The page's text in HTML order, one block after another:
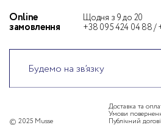
Оnline
замовлення
Щодня з 9 до 20
+38 095 424 04 88/
Будемо на зв’язку
© 2025 Musse
Доставка та
Умови
Публічний